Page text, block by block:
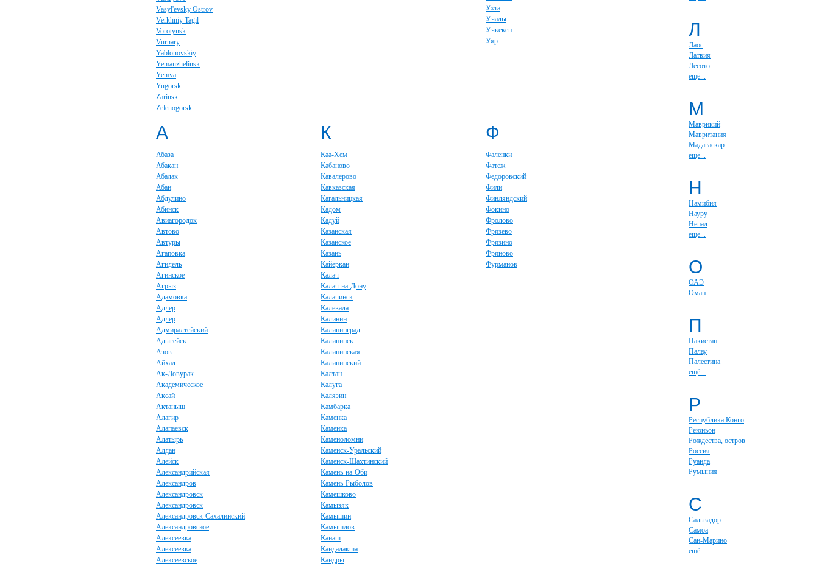
Vasyl'evsky Ostrov
Verkhniy Tagil
Vorotynsk
Vurnary
Yablonovskiy
Yemanzhelinsk
Yemva
Yugorsk
Zarinsk
Zelenogorsk
Ухта
Учалы
Учкекен
Уяр
А
Абаза
Абакан
Абалак
Абан
Абдулино
Абинск
Авиагородок
Автово
Автуры
Агаповка
Агидель
Агинское
Агрыз
Адамовка
Адлер
Адлер
Адмиралтейский
Адыгейск
Азов
Айхал
Ак-Довурак
Академическое
Аксай
Актаныш
Алагир
Алапаевск
Алатырь
Алдан
Алейск
Александрийская
Александров
Александровск
Александровск
Александровск-Сахалинский
Александровское
Алексеевка
Алексеевка
Алексеевское
К
Каа-Хем
Кабаново
Кавалерово
Кавказская
Кагальницкая
Кадом
Кадуй
Казанская
Казанское
Казань
Кайеркан
Калач
Калач-на-Дону
Калачинск
Калевала
Калинин
Калининград
Калининск
Калининская
Калининский
Калтан
Калуга
Калязин
Камбарка
Каменка
Каменка
Каменоломни
Каменск-Уральский
Каменск-Шахтинский
Камень-на-Оби
Камень-Рыболов
Камешково
Камызяк
Камышин
Камышлов
Канаш
Кандалакша
Кандры
Ф
Фаленки
Фатеж
Федоровский
Фили
Финляндский
Фокино
Фролово
Фрязево
Фрязино
Фряново
Фурманов
Л
Лаос
Латвия
Лесото
ещё...
М
Маврикий
Мавритания
Мадагаскар
ещё...
Н
Намибия
Науру
Непал
ещё...
О
ОАЭ
Оман
П
Пакистан
Палау
Палестина
ещё...
Р
Республика Конго
Реюньон
Рождества, остров
Россия
Руанда
Румыния
С
Сальвадор
Самоа
Сан-Марино
ещё...